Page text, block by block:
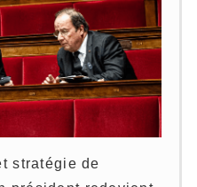
stratégie de